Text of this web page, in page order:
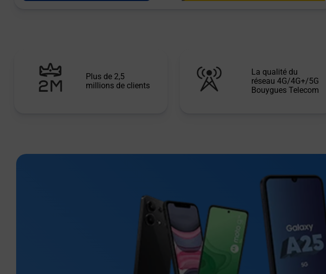
Plus de 2,5
millions de clients
La qualité du
réseau 4G/4G+/5G
Bouygues Telecom